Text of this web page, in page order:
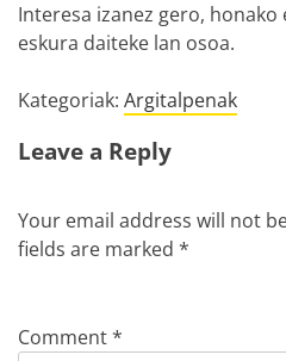
Interesa izanez gero, honako
eskura daiteke lan osoa.
Kategoriak: Argitalpenak
Leave a Reply
Your email address will not
fields are marked *
Comment*